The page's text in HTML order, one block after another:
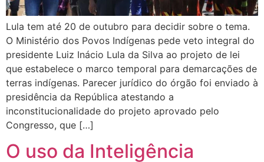
Lula tem até 20 de outubro para decidir sobre o tema.
O Ministério dos Povos Indígenas pede veto integral do
presidente Luiz Inácio Lula da Silva ao projeto de lei
que estabelece o marco temporal para demarcações de
terras indígenas. Parecer jurídico do órgão foi enviado à
presidência da República atestando a
inconstitucionalidade do projeto aprovado pelo
Congresso, que […]
O uso da Inteligência